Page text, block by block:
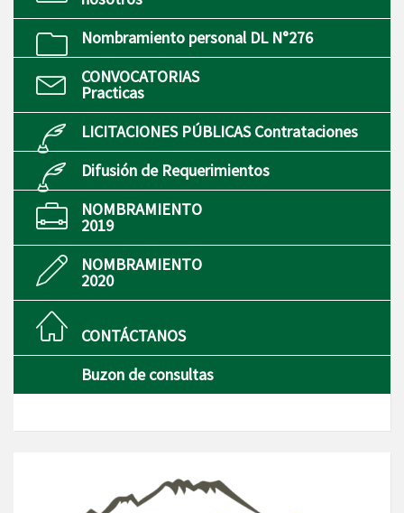
Nombramiento personal DL N°276
CONVOCATORIAS
Practicas
LICITACIONES PÚBLICAS Contrataciones
Difusión de Requerimientos
NOMBRAMIENTO
2019
NOMBRAMIENTO
2020
CONTÁCTANOS
Buzon de consultas